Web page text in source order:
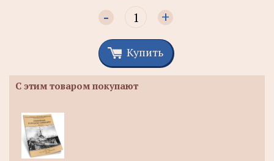
- +
Купить
С этим товаром покупают